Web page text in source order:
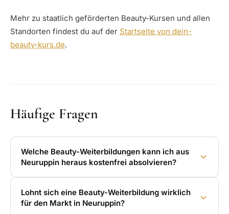
Mehr zu staatlich geförderten Beauty-Kursen und allen
Standorten findest du auf der Startseite von dein-
beauty-kurs.de.
Häufige Fragen
Welche Beauty-Weiterbildungen kann ich aus
Neuruppin heraus kostenfrei absolvieren?
Lohnt sich eine Beauty-Weiterbildung wirklich
für den Markt in Neuruppin?